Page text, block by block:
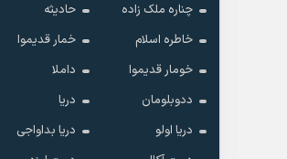
چناره ملک زاده
حادیثه
خاطره اسلام
خمار قدیموا
خومار قدیموا
داملا
ددوبلومان
دریا
دریا اولو
دریا بداواجی